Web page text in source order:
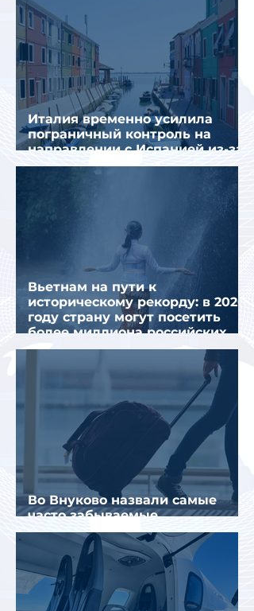
Италия временно усилила
пограничный контроль на
направлении с Испанией из-за
миграционного кризиса
Вьетнам на пути к
историческому рекорду: в 2026
году страну могут посетить
более миллиона российских
туристов
Во Внуково назвали самые
часто забываемые
пассажирами вещи